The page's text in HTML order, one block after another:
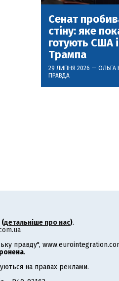
Сенат
стіну: яке
готують США
Трампа
29 ЛИПНЯ 2026 — ОЛЬГА
ПРАВДА
(детальніше про нас).
правду",
.
на правах реклами.